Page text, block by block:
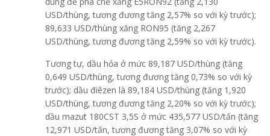
USD/thùng, tương đương tăng 2,57% so với kỳ trước);
89,633 USD/thùng xăng RON95 (tăng 2,267
USD/thùng, tương đương tăng 2,59% so với kỳ trước).
Tương tự, dầu hỏa ở mức 89,187 USD/thùng (tăng
0,649 USD/thùng, tương đương tăng 0,73% so với kỳ
trước); dầu điêzen là 89,184 USD/thùng (tăng 1,920
USD/thùng, tương đương tăng 2,20% so với kỳ trước);
dầu mazut 180CST 3,5S ở mức 435,577 USD/tấn (tăng
12,971 USD/tấn, tương đương tăng 3,07% so với kỳ